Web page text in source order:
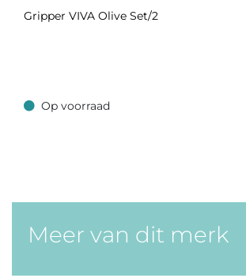
Gripper VIVA Olive Set/2
Op voorraad
Op voorraad
Meer van dit merk